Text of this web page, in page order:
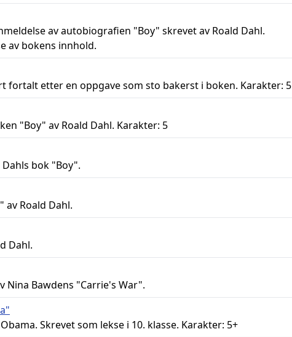
av autobiografien "Boy" skrevet av Roald Dahl.
av bokens innhold.
fortalt etter en oppgave som sto bakerst i boken. Karakter: 5
"Boy" av Roald Dahl. Karakter: 5
bok "Boy".
av Roald Dahl.
Dahl.
Nina Bawdens "Carrie's War".
Skrevet som lekse i 10. klasse. Karakter: 5+